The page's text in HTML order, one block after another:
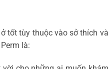
tốt tùy thuộc vào sở thích và
là: